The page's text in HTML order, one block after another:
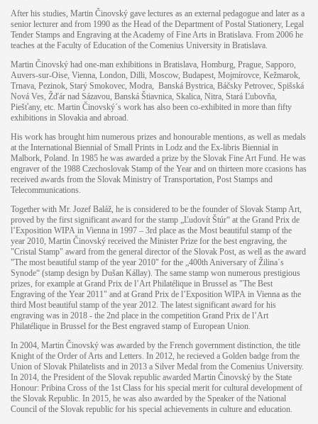
After his studies, Martin Činovský gave lectures as an external pedagogue and later as a
senior lecturer and from 1990 as the Head of the Department of Postal Stationery, Legal
Tender Stamps and Engraving at the Academy of Fine Arts in Bratislava. From 2006 he
teaches at the Faculty of Education of the Comenius University in Bratislava.
Martin Činovský had one-man exhibitions in Bratislava, Homburg, Prague, Sapporo,
Auvers-sur-Oise, Vienna, London, Dilli, Moscow, Budapest, Mojmírovce, Kežmarok,
Trnava, Pezinok, Starý Smokovec, Modra, Banská Bystrica, Báčsky Petrovec, Spišská
Nová Ves, Žďár nad Sázavou, Banská Štiavnica, Skalica, Nitra, Stará Ľubovňa,
Piešťany, etc. Martin Činovský´s work has also been co-exhibited in more than fifty
exhibitions in Slovakia and abroad.
His work has brought him numerous prizes and honourable mentions, as well as medals
at the International Biennial of Small Prints in Lodz and the Ex-libris Biennial in
Malbork, Poland. In 1985 he was awarded a prize by the Slovak Fine Art Fund. He was
engraver of the 1988 Czechoslovak Stamp of the Year and on thirteen more ccasions has
received awards from the Slovak Ministry of Transportation, Post Stamps and
Telecommunications.
Together with Mr. Jozef Baláž, he is considered to be the founder of Slovak Stamp Art,
proved by the first significant award for the stamp „Ľudovít Štúr“ at the Grand Prix de
l’Exposition WIPA in Vienna in 1997 – 3rd place as the Most beautiful stamp of the
year 2010, Martin Činovský received the Minister Prize for the best engraving, the
"Cristal Stamp" award from the general director of the Slovak Post, as well as the award
"The most beautiful stamp of the year 2010" for the „400th Aniversary of Žilina´s
Synode“ (stamp design by Dušan Kállay). The same stamp won numerous prestigious
prizes, for example at Grand Prix de l’Art Philatélique in Brussel as "The Best
Engraving of the Year 2011" and at Grand Prix de l’Exposition WIPA in Vienna as the
third Most beautiful stamp of the year 2012. The latest significant award for his
engraving was in 2018 - the 2nd place in the competition Grand Prix de l’Art
Philatélique in Brussel for the Best engraved stamp of European Union.
In 2004, Martin Činovský was awarded by the French government distinction, the title
Knight of the Order of Arts and Letters. In 2012, he recieved a Golden badge from the
Union of Slovak Philatelists and in 2013 a Silver Medal from the Comenius University.
In 2014, the President of the Slovak republic awarded Martin Činovský by the State
Honour: Pribina Cross of the 1st Class for his special merit for cultural development of
the Slovak Republic. In 2015, he was also awarded by the Speaker of the National
Council of the Slovak republic for his special achievements in culture and education.